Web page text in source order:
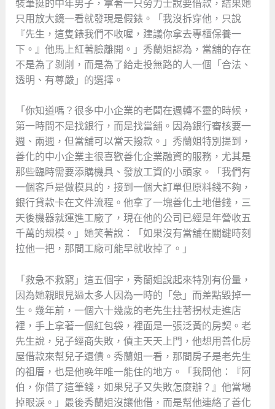
裝筆挺的中年男子，拿著一只勞力士說要借款，結果她
只用放大鏡一看就發現是假錶。「我沒拆穿他，只說
『先生，這隻錶我們不收喔，建議你拿去專櫃保養一
下。』他馬上紅著臉離開。」秀蘭姐認為，當舖的存在
不是為了剝削，而是為了給走投無路的人一個「合法、
透明、有尊嚴」的選擇。
「你知道嗎？很多中小企業的老闆在週轉不靈的時候，
第一時間不是找銀行，而是找當舖。因為銀行審核要一
週、兩週，但當舖可以當天撥款。」秀蘭姐特別提到，
善化的中小企業主很喜歡善化企業融資的服務，尤其是
那些臨時需要添購機具、發放工資的小頭家。「我們有
一個客戶是做模具的，接到一個大訂單但原料錢不夠，
銀行貸款卡在文件流程。他拿了一塊善化土地借錢，三
天後機器就運進工廠了，現在他的公司已經是年營收五
千萬的規模。」她笑著說：「如果沒有當舖在關鍵時刻
拉他一把，那間工廠可能早就收掉了。」
「救急不救窮」這五個字，秀蘭姐說起來特別有份量，
因為她親眼見過太多人因為一時的「急」而差點毀掉一
生。幾年前，一個六十幾歲的老先生拄著拐杖走進店
裡，手上拿著一個紅包袋，裡面是一張泛黃的房契。老
先生說，兒子經商失敗，債主天天上門，他想用善化房
屋借款來幫兒子還債。秀蘭姐一看，那間房子是老先生
的祖厝，也是他晚年唯一能住的地方。「我問他：『阿
伯，你借了這筆錢，如果兒子又失敗怎麼辦？』他當場
掉眼淚。」最後秀蘭姐沒讓他借，而是幫他連絡了善化